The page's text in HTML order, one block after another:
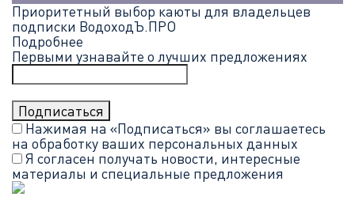
Приоритетный выбор каюты для владельцев
подписки ВодоходЪ.ПРО
Подробнее
Первыми узнавайте о лучших предложениях
Нажимая на «Подписаться» вы соглашаетесь
на обработку ваших персональных данных
Я согласен получать новости, интересные
материалы и специальные предложения